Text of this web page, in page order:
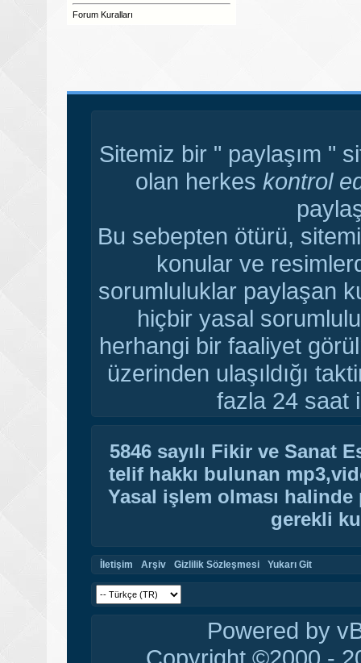
Forum Kuralları
Sitemiz bir " paylaşım "
olan herkes kontrol
Bu sebepten ötürü,
konular ve
sorumluluklar paylaşan
hiçbir yasal
herhangi bir faaliyet
üzerinden ulaşıldığı
fazla 24 saat
5846 sayılı Fikir ve Sanat
telif hakkı bulunan
Yasal işlem olması
gerekli
İletişim Arşiv Gizlilik Sözleşmesi Yukarı Git
Powered by